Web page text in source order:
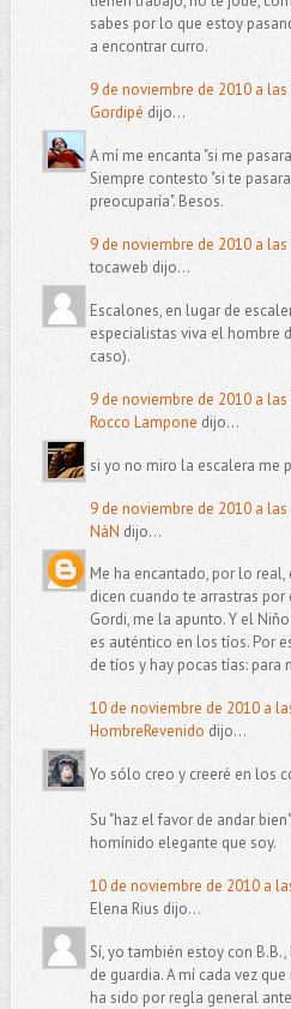
sabes por lo que estoy
a encontrar curro.
9 de noviembre de 2010 a las
Gordipé dijo...
A mí me encanta "si me
Siempre contesto "si te
preocuparía". Besos.
9 de noviembre de 2010 a las
tocaweb dijo...
Escalones, en lugar de
especialistas viva el hombre
caso).
9 de noviembre de 2010 a las
Rocco Lampone dijo...
si yo no miro la escalera me
9 de noviembre de 2010 a las
NáN dijo...
Me ha encantado, por lo
dicen cuando te arrastras
Gordi, me la apunto. Y el
es auténtico en los tíos. Por
de tíos y hay pocas tías: para
10 de noviembre de 2010 a
HombreRevenido dijo...
Yo sólo creo y creeré en los
Su "haz el favor de andar
homínido elegante que soy.
10 de noviembre de 2010 a
Elena Rius dijo...
Sí, yo también estoy con
de guardia. A mí cada vez
ha sido por regla general